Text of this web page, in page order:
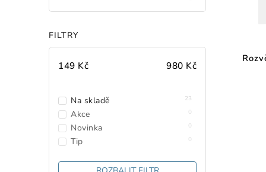
FILTRY
149 Kč 980 Kč
Na skladě 23
Akce 0
Novinka 0
Tip 0